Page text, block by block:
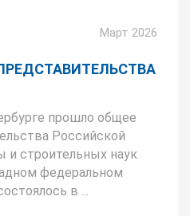
Март 2026
прошло общее
Российской
и строительных наук
федеральном
в ...